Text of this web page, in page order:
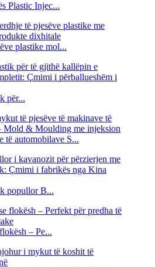
Plastic Injec...
plastike mol...
për...
të automobilave S...
popullor B...
– Pe...